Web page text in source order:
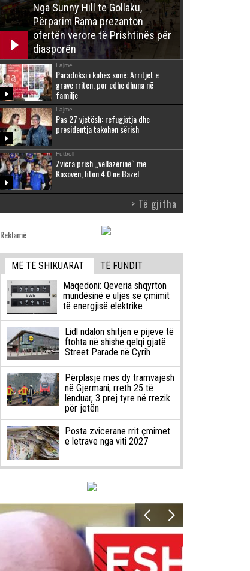
Nga Sunny Hill te Gollaku,
Përparim Rama prezanton
ofertën verore të Prishtinës për
diasporën
Lajme
Paradoksi i kohës sonë: Arritjet e
grave rriten, por edhe dhuna në
familje
Lajme
Pas 27 vjetësh: refugjatja dhe
presidentja takohen sërish
Futboll
Zvicra prish „vëllazërinë“ me
Kosovën, fiton 4:0 në Bazel
> Të gjitha
Reklamë
MË TË SHIKUARAT
TË FUNDIT
Maqedoni: Qeveria shqyrton
mundësinë e uljes së çmimit
të energjisë elektrike
Lidl ndalon shitjen e pijeve të
ftohta në shishe qelqi gjatë
Street Parade në Cyrih
Përplasje mes dy tramvajesh
në Gjermani, rreth 25 të
lënduar, 3 prej tyre në rrezik
për jetën
Posta zvicerane rrit çmimet
e letrave nga viti 2027